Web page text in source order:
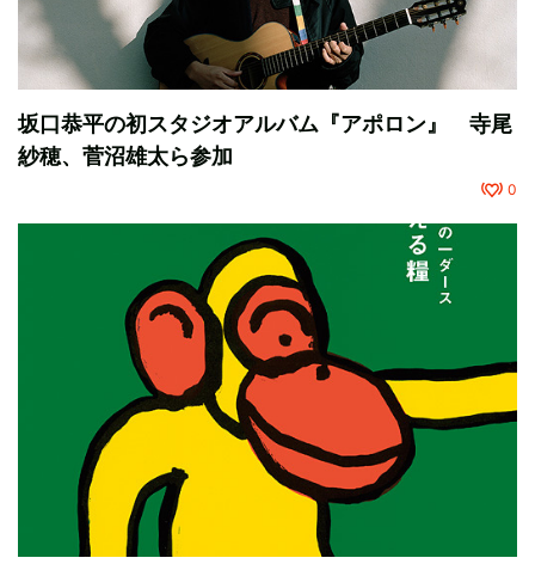
坂口恭平の初スタジオアルバム『アポロン』 寺尾
紗穂、菅沼雄太ら参加
0